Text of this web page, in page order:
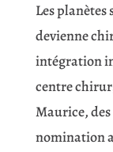
​Les planètes
devienne
intégration
centre
Maurice,
nomination